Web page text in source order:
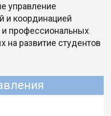
управление
и координацией
профессиональных
на развитие студентов